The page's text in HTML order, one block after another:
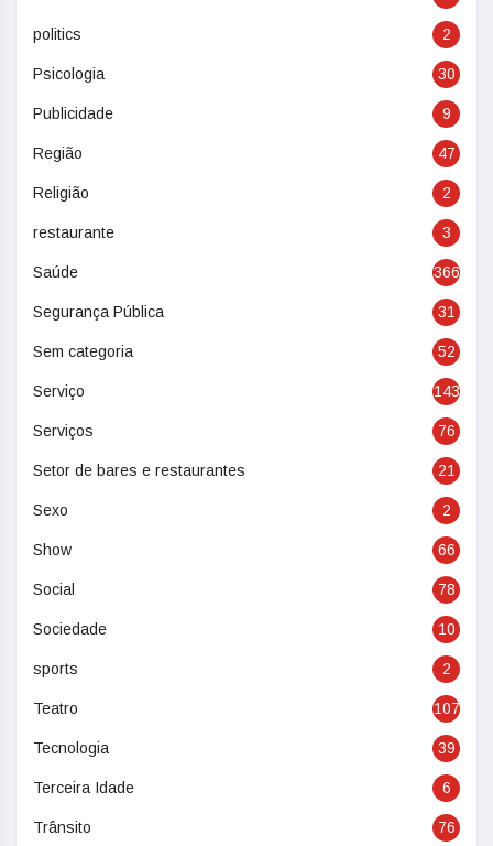
politics 2
Psicologia 30
Publicidade 9
Região 47
Religião 2
restaurante 3
Saúde 366
Segurança Pública 31
Sem categoria 52
Serviço 143
Serviços 76
Setor de bares e restaurantes 21
Sexo 2
Show 66
Social 78
Sociedade 10
sports 2
Teatro 107
Tecnologia 39
Terceira Idade 6
Trânsito 76